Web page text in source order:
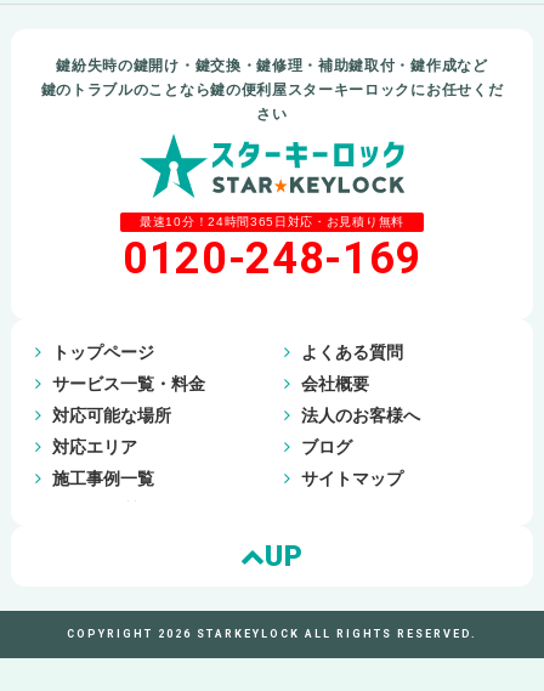
鍵紛失時の鍵開け・鍵交換・鍵修理・補助鍵取付・鍵作成など
鍵のトラブルのことなら鍵の便利屋スターキーロックにお任せくだ
さい
最速10分！24時間365日対応・お見積り無料
0120-248-169
トップページ
サービス一覧・料金
対応可能な場所
対応エリア
施工事例一覧
よくある質問
会社概要
法人のお客様へ
ブログ
サイトマップ
UP
COPYRIGHT 2026 STARKEYLOCK ALL RIGHTS RESERVED.